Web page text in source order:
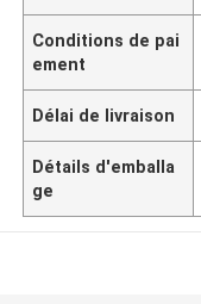
Conditions de pai
ement
Délai de livraison
Détails d'emballa
ge